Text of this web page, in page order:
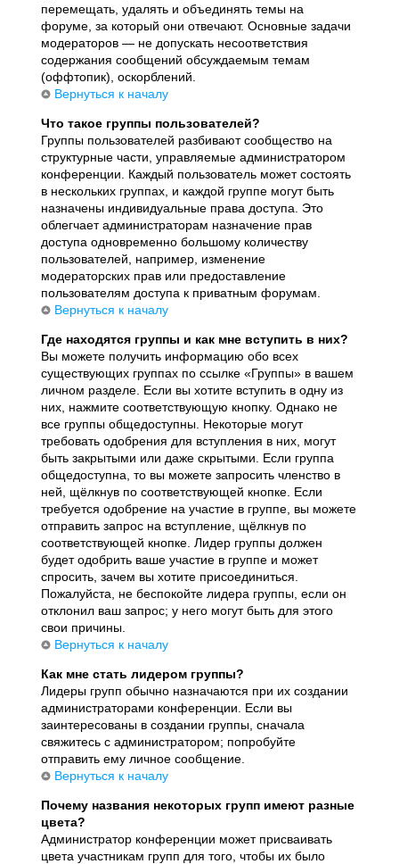
перемещать, удалять и объединять темы на
форуме, за который они отвечают. Основные задачи
модераторов — не допускать несоответствия
содержания сообщений обсуждаемым темам
(оффтопик), оскорблений.
Вернуться к началу
Что такое группы пользователей?
Группы пользователей разбивают сообщество на
структурные части, управляемые администратором
конференции. Каждый пользователь может состоять
в нескольких группах, и каждой группе могут быть
назначены индивидуальные права доступа. Это
облегчает администраторам назначение прав
доступа одновременно большому количеству
пользователей, например, изменение
модераторских прав или предоставление
пользователям доступа к приватным форумам.
Вернуться к началу
Где находятся группы и как мне вступить в них?
Вы можете получить информацию обо всех
существующих группах по ссылке «Группы» в вашем
личном разделе. Если вы хотите вступить в одну из
них, нажмите соответствующую кнопку. Однако не
все группы общедоступны. Некоторые могут
требовать одобрения для вступления в них, могут
быть закрытыми или даже скрытыми. Если группа
общедоступна, то вы можете запросить членство в
ней, щёлкнув по соответствующей кнопке. Если
требуется одобрение на участие в группе, вы можете
отправить запрос на вступление, щёлкнув по
соответствующей кнопке. Лидер группы должен
будет одобрить ваше участие в группе и может
спросить, зачем вы хотите присоединиться.
Пожалуйста, не беспокойте лидера группы, если он
отклонил ваш запрос; у него могут быть для этого
свои причины.
Вернуться к началу
Как мне стать лидером группы?
Лидеры групп обычно назначаются при их создании
администраторами конференции. Если вы
заинтересованы в создании группы, сначала
свяжитесь с администратором; попробуйте
отправить ему личное сообщение.
Вернуться к началу
Почему названия некоторых групп имеют разные
цвета?
Администратор конференции может присваивать
цвета участникам групп для того, чтобы их было